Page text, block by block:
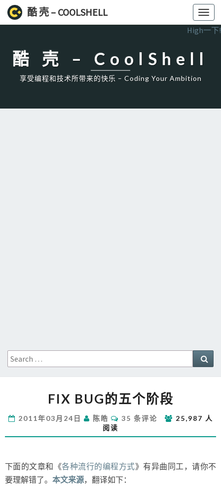
酷 壳 – COOLSHELL
High一下!
酷 壳 – CoolShell
享受编程和技术所带来的快乐 – Coding Your Ambition
Search
for:
BUG
五
个
FIX BUG的五个阶段
2011年03月24日 陈皓
评
论
35 条评论
25,987 人
阅读
下面的文章和《各种流行的编程方式》有异曲同工，请你不
要理解错了。 本文来源，翻译如下：